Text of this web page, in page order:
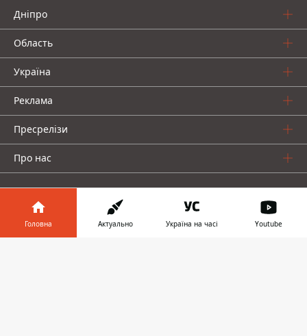
Дніпро
Область
Україна
Реклама
Пресрелізи
Про нас
Головна Актуально Україна на часі Youtube